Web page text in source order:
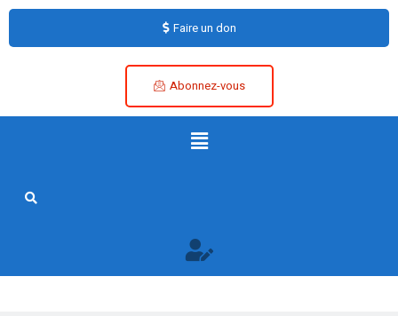
Faire un don
Abonnez-vous